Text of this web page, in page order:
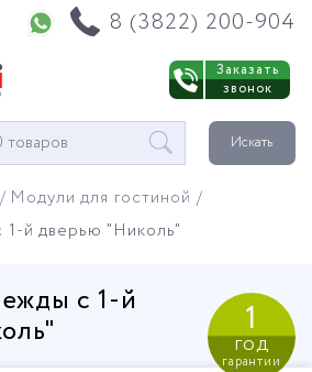
8 (3822) 200-904
Заказать
звонок
Искать
Модули для гостиной
й дверью "Николь"
с 1-й
1
год
гарантии